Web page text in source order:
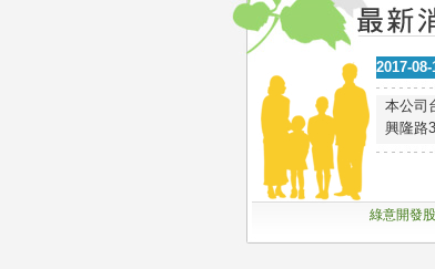
2017-
本公司
興隆路
綠意開發